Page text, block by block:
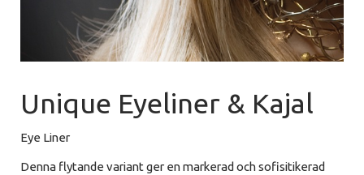
Unique Eyeliner & Kajal
Eye Liner
Denna flytande variant ger en markerad och sofisitikerad